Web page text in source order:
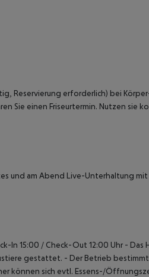
Reservierung erforderlich) bei
Sie einen Friseurtermin. Nutzen sie
und am Abend Live-Unterhaltung mit
In 15:00 / Check-Out 12:00 Uhr - Das
gestattet. - Der Betrieb
können sich evtl. Essens-/